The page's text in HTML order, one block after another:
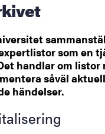
som en
handlar om listor
såväl
händelser.